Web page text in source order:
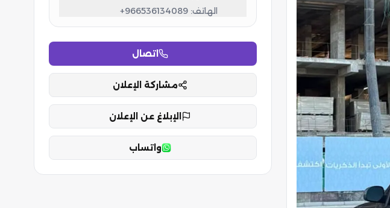
الهاتف: +966536134089
اتصال
مشاركة الإعلان
الإبلاغ عن الإعلان
واتساب